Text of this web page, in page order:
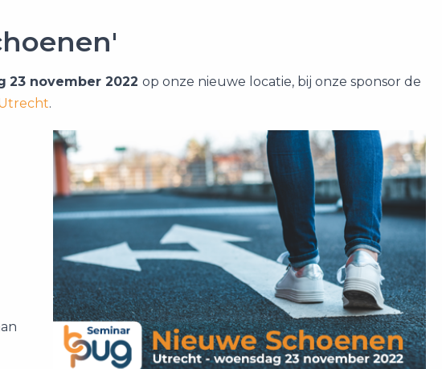
23 november 2022 op onze nieuwe locatie, bij onze sponsor de
.